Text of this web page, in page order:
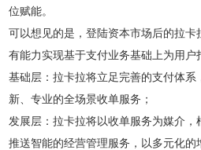
位赋能。
可以想见的是，登陆资本市场后的拉
有能力实现基于支付业务基础上为用户
基础层：拉卡拉将立足完善的支付体系
新、专业的全场景收单服务；
发展层：拉卡拉将以收单服务为媒介
推送智能的经营管理服务，以多元化的